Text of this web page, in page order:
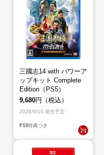
三國志14 with パワーア
ップキット Complete
Edition（PS5）
9,680円（税込）
2026/9/10 発売予定
PS5特典つき